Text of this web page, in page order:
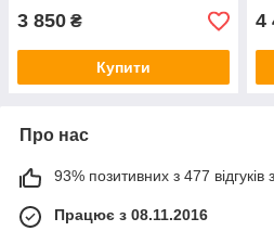
3 850 ₴
Купити
4
Про нас
93% позитивних з 477 відгуків
Працює з 08.11.2016